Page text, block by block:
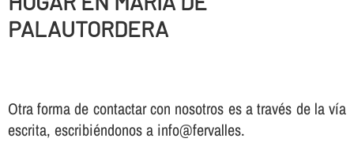
PALAUTORDERA
Otra forma de contactar con nosotros es a través de la vía
escrita, escribiéndonos a info@fervalles.